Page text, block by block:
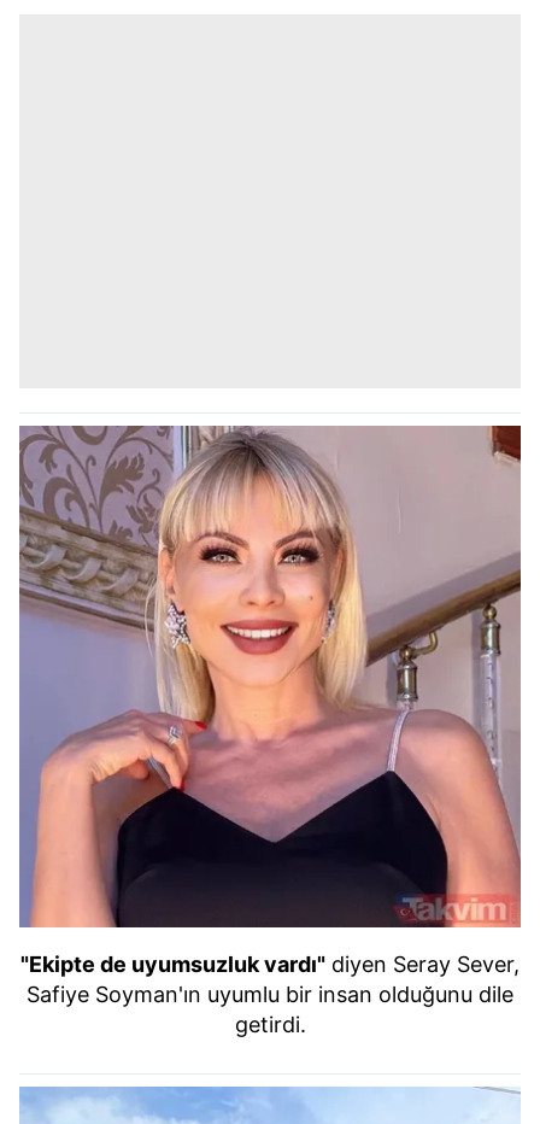
"Ekipte de uyumsuzluk vardı" diyen Seray Sever,
Safiye Soyman'ın uyumlu bir insan olduğunu dile
getirdi.